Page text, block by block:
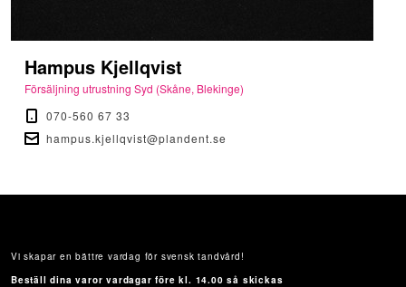
Hampus Kjellqvist
Försäljning utrustning Syd (Skåne, Blekinge)
070-560 67 33
hampus.kjellqvist@plandent.se
Vi skapar en bättre vardag för svensk tandvård!
Beställ dina varor vardagar före kl. 14.00 så skickas